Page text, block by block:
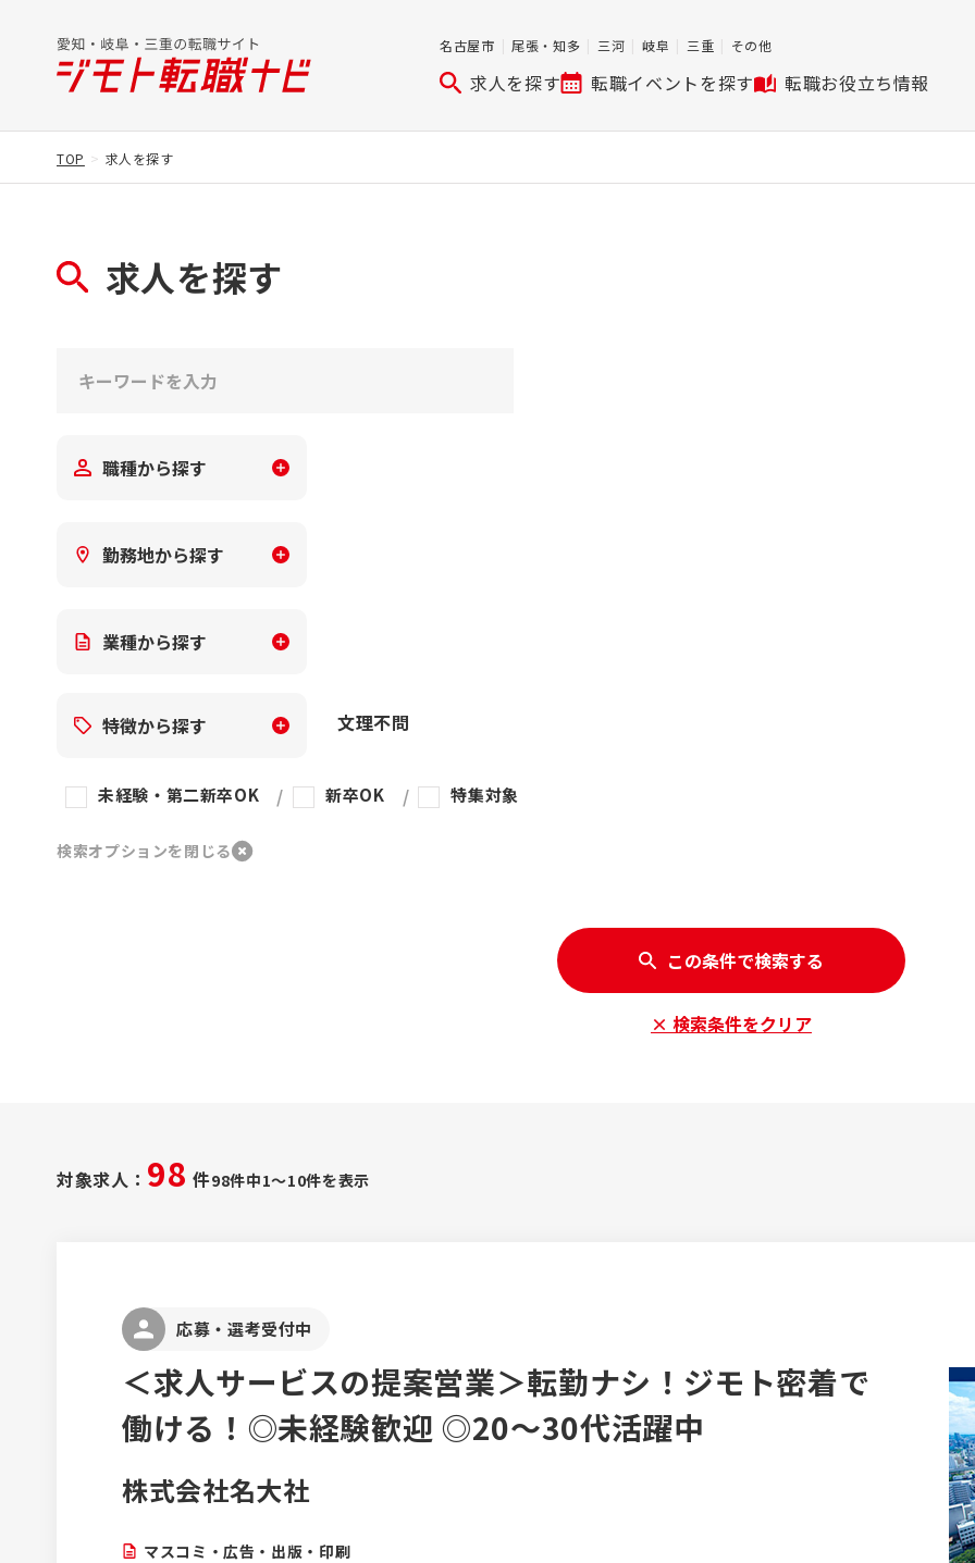
名古屋市 尾張・知多 三河 岐阜 三重 その他
求人を探す 転職イベントを探す 転職お役立ち情報
TOP 求人を探す
求人を探す
職種から探す
勤務地から探す
業種から探す
特徴から探す 文理不問
未経験・第二新卒OK 新卒OK 特集対象
この条件で検索する
× 検索条件をクリア
対象求人： 98 件98件中1～10件を表示
応募・選考受付中
＜求人サービスの提案営業＞転勤ナシ！ジモト密着で
働ける！◎未経験歓迎 ◎20～30代活躍中
株式会社名大社
マスコミ・広告・出版・印刷